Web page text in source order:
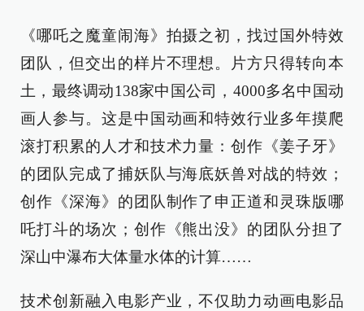
《哪吒之魔童闹海》拍摄之初，找过国外特效
团队，但交出的样片不理想。片方只得转向本
土，最终调动138家中国公司，4000多名中国动
画人参与。这是中国动画和特效行业多年摸爬
滚打积累的人才和技术力量：创作《姜子牙》
的团队完成了捕妖队与海底妖兽对战的特效；
创作《深海》的团队制作了申正道和灵珠版哪
吒打斗的场次；创作《熊出没》的团队分担了
深山中瀑布大体量水体的计算……
技术创新融入电影产业，不仅助力动画电影品